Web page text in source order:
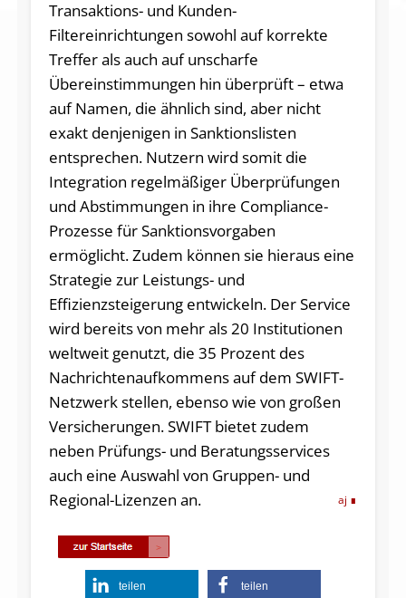
Transaktions- und Kunden-
Filtereinrichtungen sowohl auf korrekte
Treffer als auch auf unscharfe
Übereinstimmungen hin überprüft – etwa
auf Namen, die ähnlich sind, aber nicht
exakt denjenigen in Sanktionslisten
entsprechen. Nutzern wird somit die
Integration regelmäßiger Überprüfungen
und Abstimmungen in ihre Compliance-
Prozesse für Sanktionsvorgaben
ermöglicht. Zudem können sie hieraus eine
Strategie zur Leistungs- und
Effizienzsteigerung entwickeln. Der Service
wird bereits von mehr als 20 Institutionen
weltweit genutzt, die 35 Prozent des
Nachrichtenaufkommens auf dem SWIFT-
Netzwerk stellen, ebenso wie von großen
Versicherungen. SWIFT bietet zudem
neben Prüfungs- und Beratungsservices
auch eine Auswahl von Gruppen- und
Regional-Lizenzen an.
aj
teilen teilen